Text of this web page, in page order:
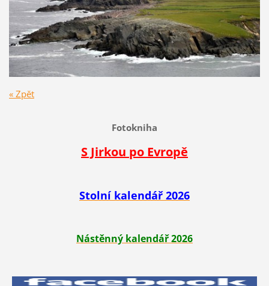
« Zpět
Fotokniha
S Jirkou po Evropě
Stolní kalendář 2026
Nástěnný kalendář 2026